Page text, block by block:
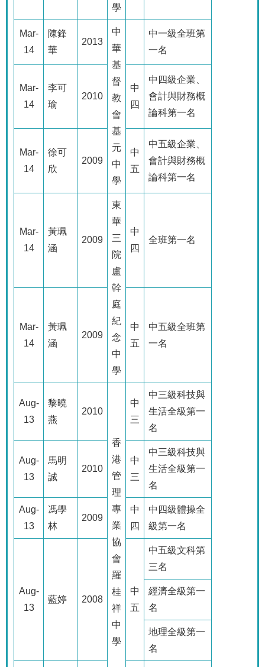
學
Mar-
14
陳鋒
華
2013
中
華
基
督
教
會
基
元
中
學
中一級全班第
一名
Mar-
14
李可
瑜
2010
中
四
中四級企業、
會計與財務概
論科第一名
Mar-
14
徐可
欣
2009
中
五
中五級企業、
會計與財務概
論科第一名
Mar-
14
黃珮
涵
2009
東
華
三
院
盧
幹
庭
紀
念
中
學
中
四
全班第一名
Mar-
14
黃珮
涵
2009
中
五
中五級全班第
一名
Aug-
13
黎曉
燕
2010
香
港
管
理
專
業
協
會
羅
桂
祥
中
學
中
三
中三級科技與
生活全級第一
名
Aug-
13
馬明
誠
2010
中
三
中三級科技與
生活全級第一
名
Aug-
13
馮學
林
2009
中
四
中四級體操全
級第一名
Aug-
13
藍婷 2008
中
五
中五級文科第
三名
經濟全級第一
名
地理全級第一
名